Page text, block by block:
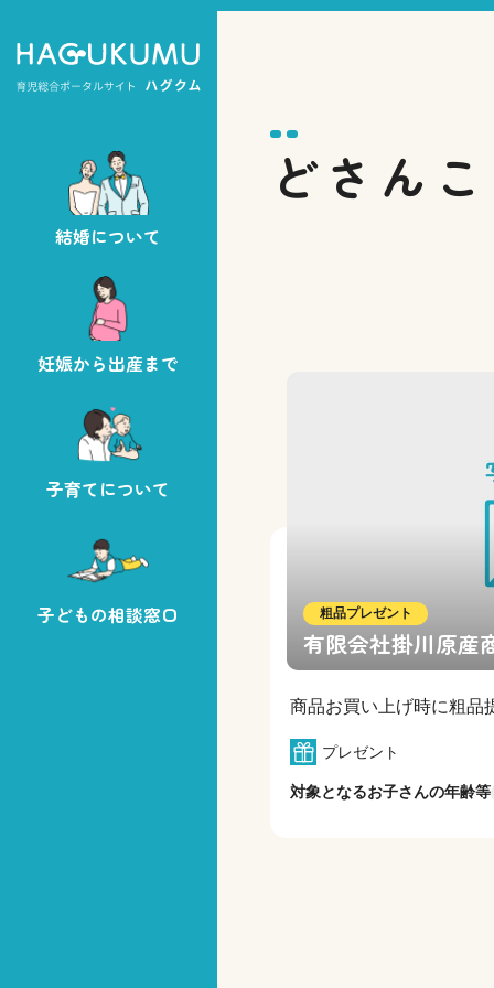
結婚について
妊娠から出産まで
子育てについて
子どもの相談窓口
どさん
粗品プレゼント
有限会社掛川原産
商品お買い上げ時に粗品
プレゼント
対象となるお子さんの年齢等